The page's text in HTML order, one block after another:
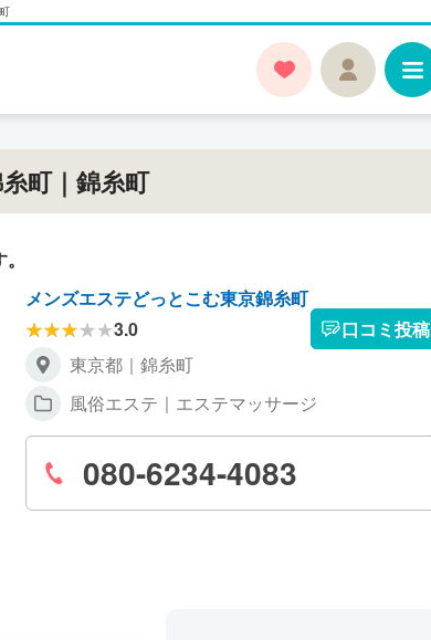
町｜錦糸町
メンズエステどっとこむ東京錦糸町
3.0
口コミ投稿
東京都｜錦糸町
風俗エステ｜エステマッサージ
080-6234-4083